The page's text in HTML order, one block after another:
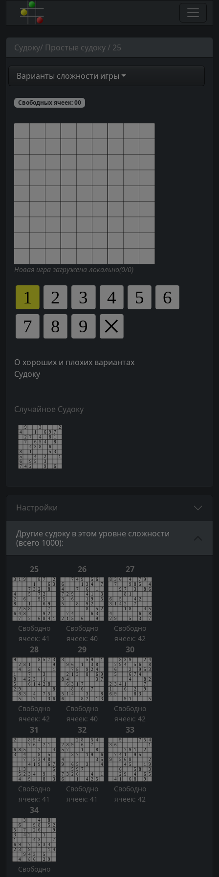
Судоку/ Простые судоку / 25
Варианты сложности игры
Свободных ячеек:00
Новая игра загружена локально(0/0)
О хороших и плохих вариантах
Судоку
Случайное Судоку
Настройки
Другие судоку в этом уровне сложности
(всего 1000):
25
Свободно
ячеек: 41
26
Свободно
ячеек: 40
27
Свободно
ячеек: 42
28
Свободно
ячеек: 42
29
Свободно
ячеек: 40
30
Свободно
ячеек: 42
31
Свободно
ячеек: 41
32
Свободно
ячеек: 41
33
Свободно
ячеек: 42
34
Свободно